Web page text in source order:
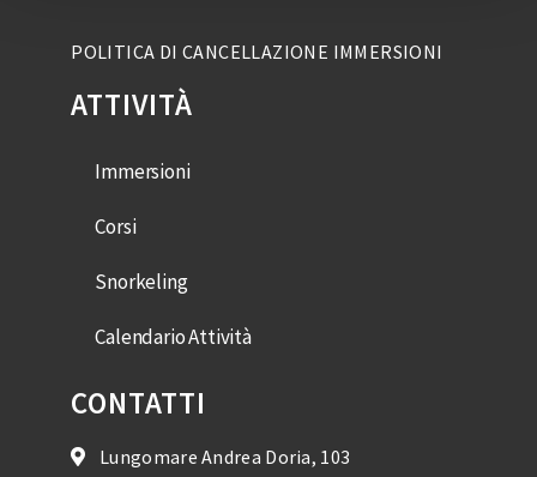
POLITICA DI CANCELLAZIONE IMMERSIONI
ATTIVITÀ
Immersioni
Corsi
Snorkeling
Calendario Attività
CONTATTI
Lungomare Andrea Doria, 103